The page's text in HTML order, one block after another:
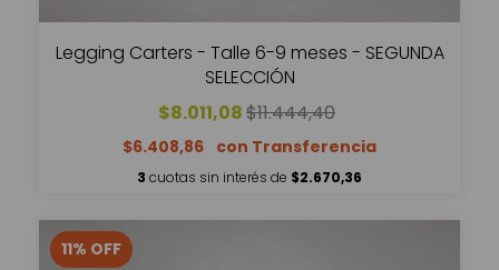
Legging Carters - Talle 6-9 meses - SEGUNDA
SELECCIÓN
$8.011,08$11.444,40
$6.408,86
3 cuotas sin interés de $2.670,36
11% OFF